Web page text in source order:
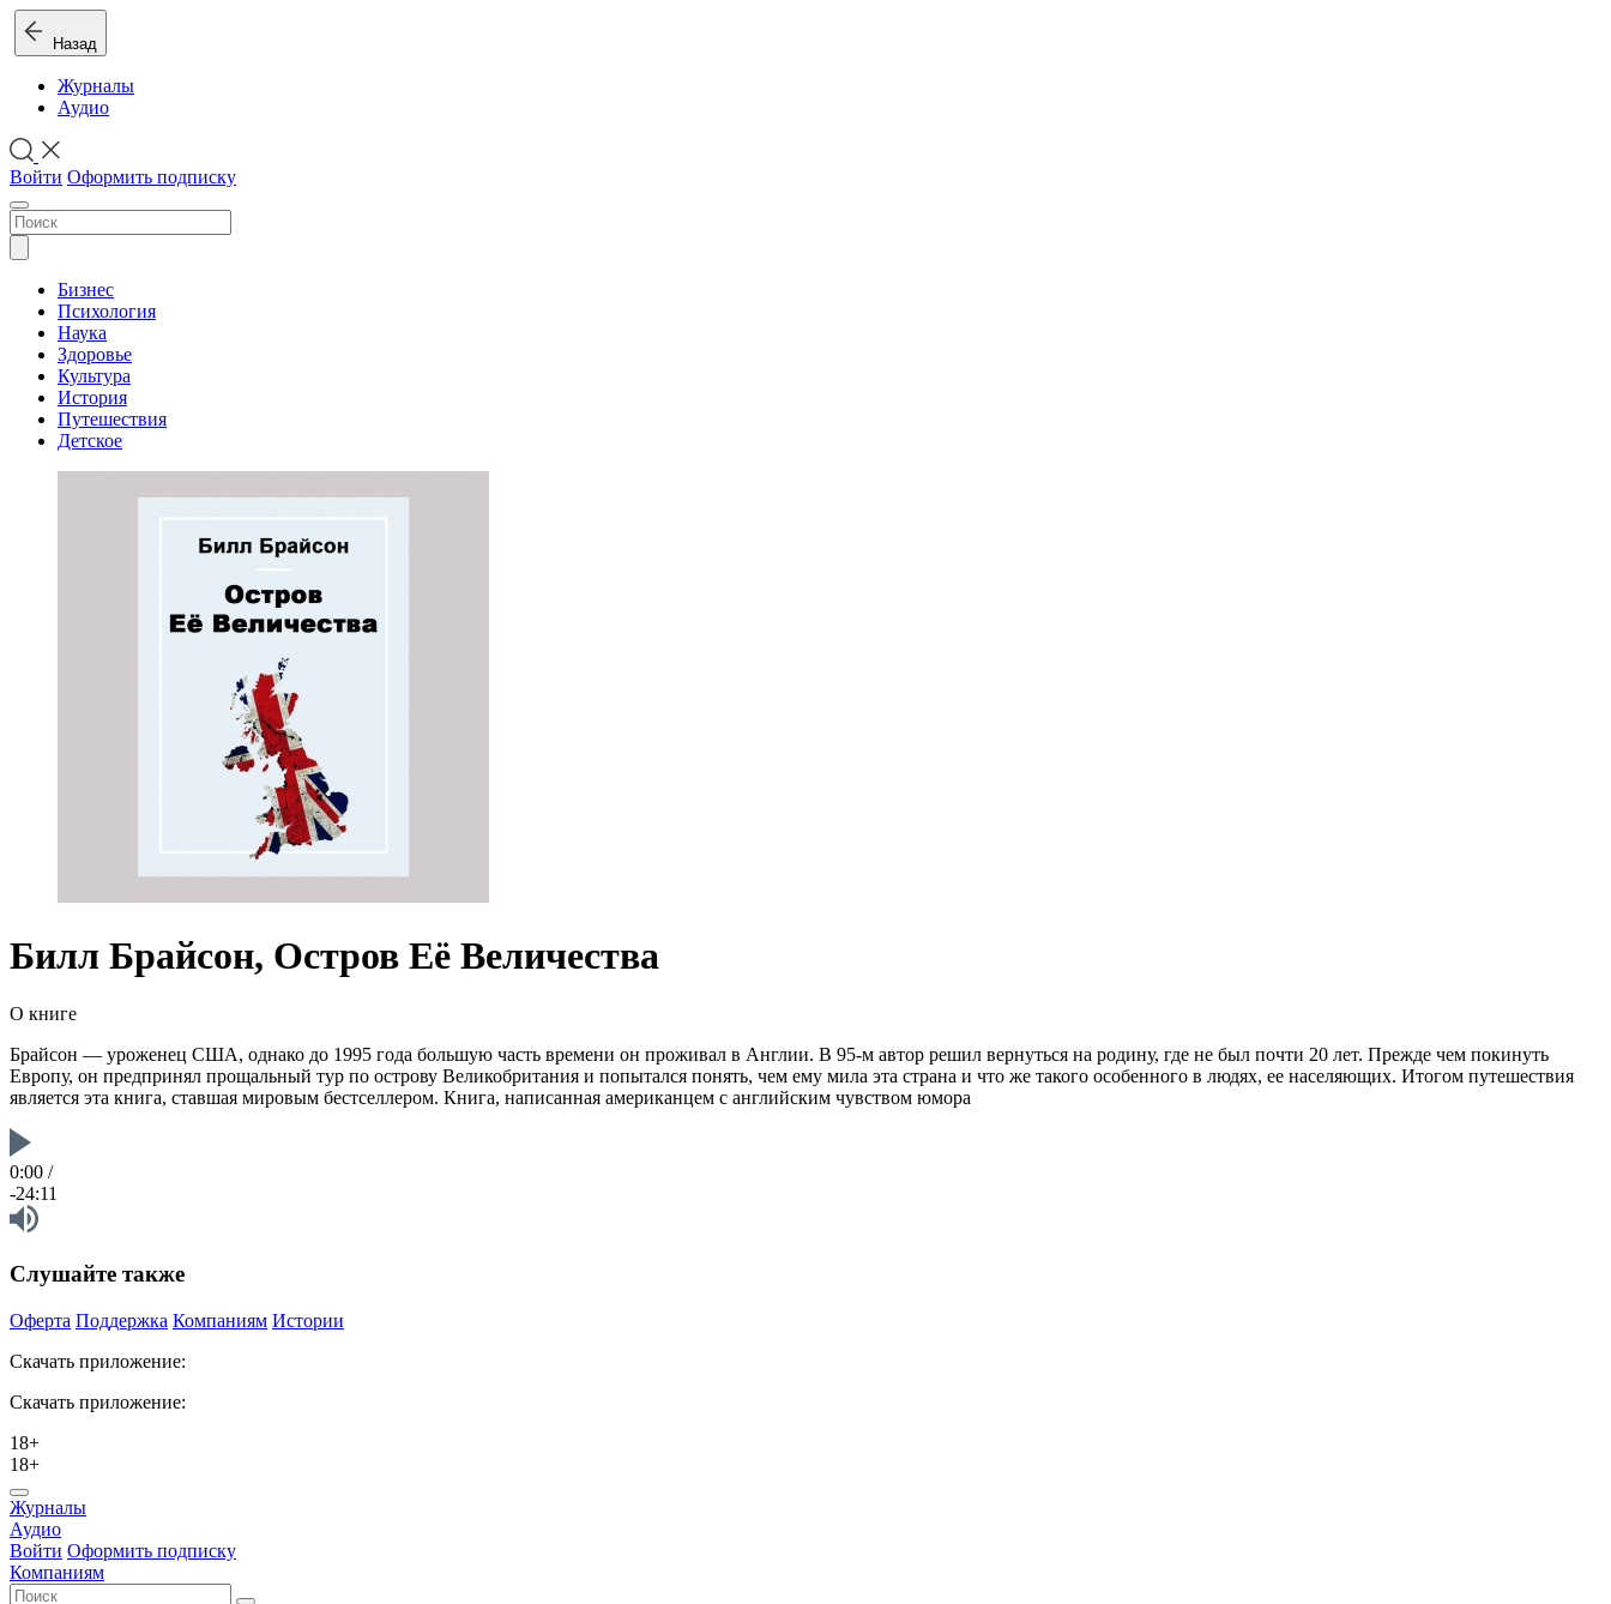
Назад
Журналы
Аудио
Войти Оформить подписку
Бизнес
Психология
Наука
Здоровье
Культура
История
Путешествия
Детское
Билл Брайсон, Остров Её Величества
О книге
Брайсон — уроженец США, однако до 1995 года большую часть времени он проживал в Англии. В 95-м автор решил вернуться на родину, где не был почти 20 лет. Прежде чем покинуть
Европу, он предпринял прощальный тур по острову Великобритания и попытался понять, чем ему мила эта страна и что же такого особенного в людях, ее населяющих. Итогом путешествия
является эта книга, ставшая мировым бестселлером. Книга, написанная американцем с английским чувством юмора
0:00 /
-24:11
Слушайте также
Оферта Поддержка Компаниям Истории
Скачать приложение:
Скачать приложение:
18+
18+
Журналы
Аудио
Войти Оформить подписку
Компаниям